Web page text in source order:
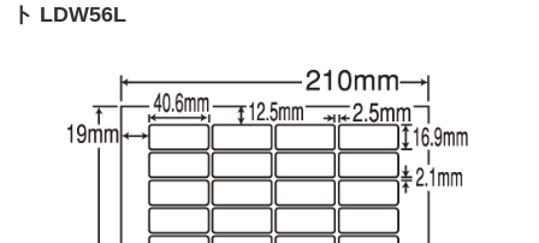
ト LDW56L